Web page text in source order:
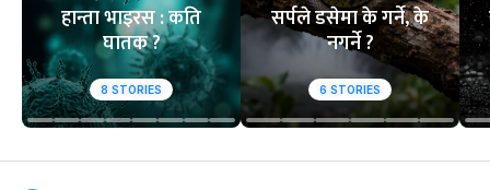
हान्ता भाइरस : कति
घातक ?
8 STORIES
सर्पले डसेमा के गर्ने, के
नगर्ने ?
6 STORIES